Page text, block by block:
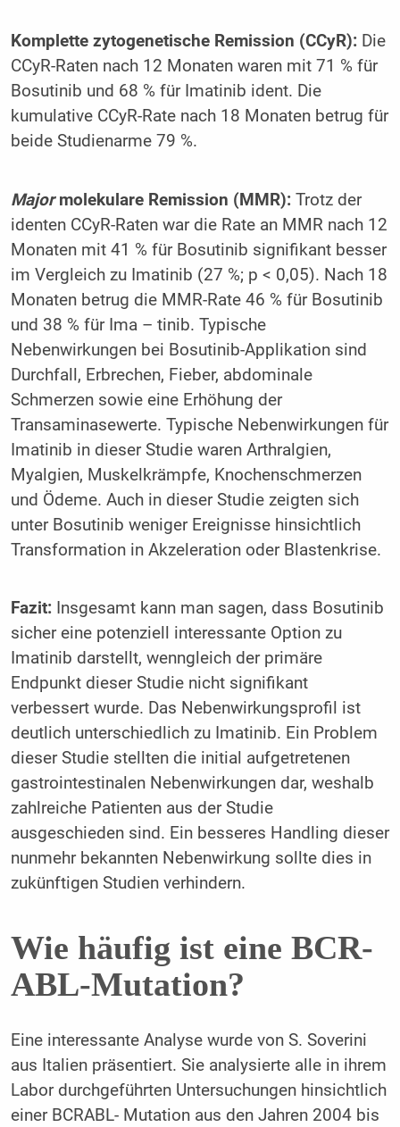
Komplette zytogenetische Remission (CCyR): Die
CCyR-Raten nach 12 Monaten waren mit 71 % für
Bosutinib und 68 % für Imatinib ident. Die
kumulative CCyR-Rate nach 18 Monaten betrug für
beide Studienarme 79 %.
Majormolekulare Remission (MMR): Trotz der
identen CCyR-Raten war die Rate an MMR nach 12
Monaten mit 41 % für Bosutinib signifikant besser
im Vergleich zu Imatinib (27 %; p < 0,05). Nach 18
Monaten betrug die MMR-Rate 46 % für Bosutinib
und 38 % für Ima – tinib. Typische
Nebenwirkungen bei Bosutinib-Applikation sind
Durchfall, Erbrechen, Fieber, abdominale
Schmerzen sowie eine Erhöhung der
Transaminasewerte. Typische Nebenwirkungen für
Imatinib in dieser Studie waren Arthralgien,
Myalgien, Muskelkrämpfe, Knochenschmerzen
und Ödeme. Auch in dieser Studie zeigten sich
unter Bosutinib weniger Ereignisse hinsichtlich
Transformation in Akzeleration oder Blastenkrise.
Fazit: Insgesamt kann man sagen, dass Bosutinib
sicher eine potenziell interessante Option zu
Imatinib darstellt, wenngleich der primäre
Endpunkt dieser Studie nicht signifikant
verbessert wurde. Das Nebenwirkungsprofil ist
deutlich unterschiedlich zu Imatinib. Ein Problem
dieser Studie stellten die initial aufgetretenen
gastrointestinalen Nebenwirkungen dar, weshalb
zahlreiche Patienten aus der Studie
ausgeschieden sind. Ein besseres Handling dieser
nunmehr bekannten Nebenwirkung sollte dies in
zukünftigen Studien verhindern.
Wie häufig ist eine BCR-
ABL-Mutation?
Eine interessante Analyse wurde von S. Soverini
aus Italien präsentiert. Sie analysierte alle in ihrem
Labor durchgeführten Untersuchungen hinsichtlich
einer BCRABL- Mutation aus den Jahren 2004 bis